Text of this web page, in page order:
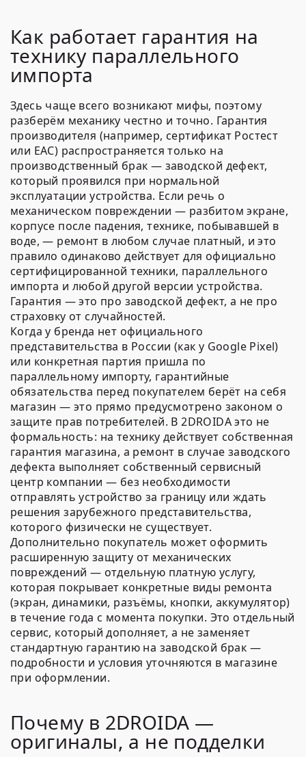
Как работает гарантия на
технику параллельного
импорта
Здесь чаще всего возникают мифы, поэтому
разберём механику честно и точно. Гарантия
производителя (например, сертификат Ростест
или EAC) распространяется только на
производственный брак — заводской дефект,
который проявился при нормальной
эксплуатации устройства. Если речь о
механическом повреждении — разбитом экране,
корпусе после падения, технике, побывавшей в
воде, — ремонт в любом случае платный, и это
правило одинаково действует для официально
сертифицированной техники, параллельного
импорта и любой другой версии устройства.
Гарантия — это про заводской дефект, а не про
страховку от случайностей.
Когда у бренда нет официального
представительства в России (как у Google Pixel)
или конкретная партия пришла по
параллельному импорту, гарантийные
обязательства перед покупателем берёт на себя
магазин — это прямо предусмотрено законом о
защите прав потребителей. В 2DROIDA это не
формальность: на технику действует собственная
гарантия магазина, а ремонт в случае заводского
дефекта выполняет собственный сервисный
центр компании — без необходимости
отправлять устройство за границу или ждать
решения зарубежного представительства,
которого физически не существует.
Дополнительно покупатель может оформить
расширенную защиту от механических
повреждений — отдельную платную услугу,
которая покрывает конкретные виды ремонта
(экран, динамики, разъёмы, кнопки, аккумулятор)
в течение года с момента покупки. Это отдельный
сервис, который дополняет, а не заменяет
стандартную гарантию на заводской брак —
подробности и условия уточняются в магазине
при оформлении.
Почему в 2DROIDA —
оригиналы, а не подделки